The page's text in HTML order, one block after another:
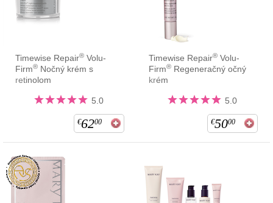
Timewise Repair® Volu-
Firm® Nočný krém s
retinolom
5.0
€6200
Timewise Repair® Volu-
Firm® Regeneračný očný
krém
5.0
€5000